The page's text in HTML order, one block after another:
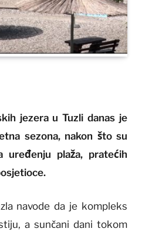
jezera u Tuzli danas je
sezona, nakon što su
uređenju plaža, pratećih
navode da je kompleks
a sunčani dani tokom